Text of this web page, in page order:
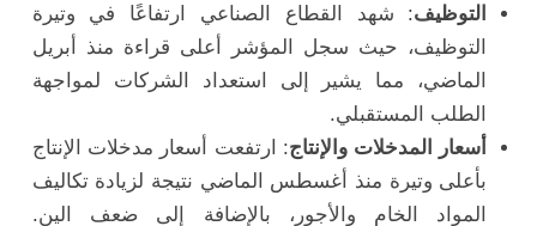
التوظيف: شهد القطاع الصناعي ارتفاعًا في وتيرة
التوظيف، حيث سجل المؤشر أعلى قراءة منذ أبريل
الماضي، مما يشير إلى استعداد الشركات لمواجهة
الطلب المستقبلي.
أسعار المدخلات والإنتاج: ارتفعت أسعار مدخلات الإنتاج
بأعلى وتيرة منذ أغسطس الماضي نتيجة لزيادة تكاليف
المواد الخام والأجور، بالإضافة إلى ضعف الين.